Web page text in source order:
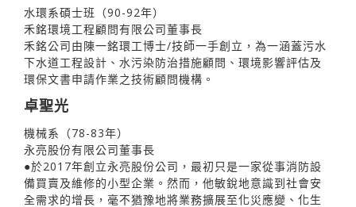
水環系碩士班（90-92年）
禾銘環境工程顧問有限公司董事長
禾銘公司由陳一銘環工博士/技師一手創立，為一涵蓋污水
下水道工程設計、水污染防治措施顧問、環境影響評估及
環保文書申請作業之技術顧問機構。
卓聖光
機械系（78-83年）
永亮股份有限公司董事長
●於2017年創立永亮股份公司，最初只是一家從事消防設
備買賣及維修的小型企業。然而，他敏銳地意識到社會安
全需求的增長，毫不猶豫地將業務擴展至化災應變、化生